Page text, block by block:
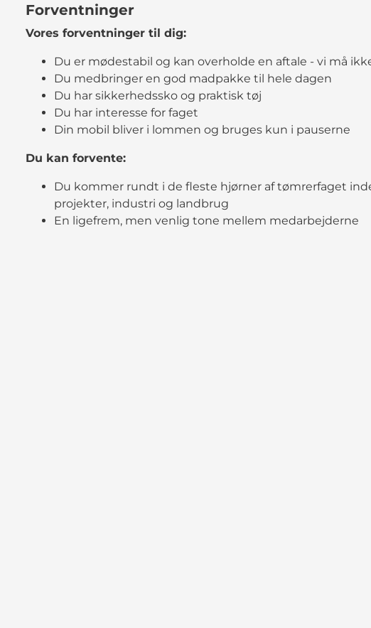
Forventninger
Vores forventninger til dig:
Du er mødestabil og kan overholde en aftale - vi må
Du medbringer en god madpakke til hele dagen
Du har sikkerhedssko og praktisk tøj
Du har interesse for faget
Din mobil bliver i lommen og bruges kun i pauserne
Du kan forvente:
Du kommer rundt i de fleste hjørner af tømrerfaget
projekter, industri og landbrug
En ligefrem, men venlig tone mellem medarbejderne